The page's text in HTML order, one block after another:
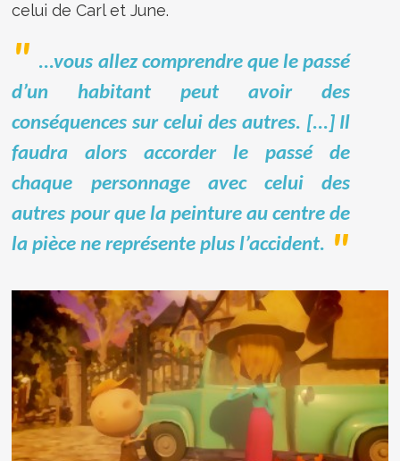
celui de Carl et June.
...vous allez comprendre que le passé
d’un habitant peut avoir des
conséquences sur celui des autres. [...] Il
faudra alors accorder le passé de
chaque personnage avec celui des
autres pour que la peinture au centre de
la pièce ne représente plus l’accident.